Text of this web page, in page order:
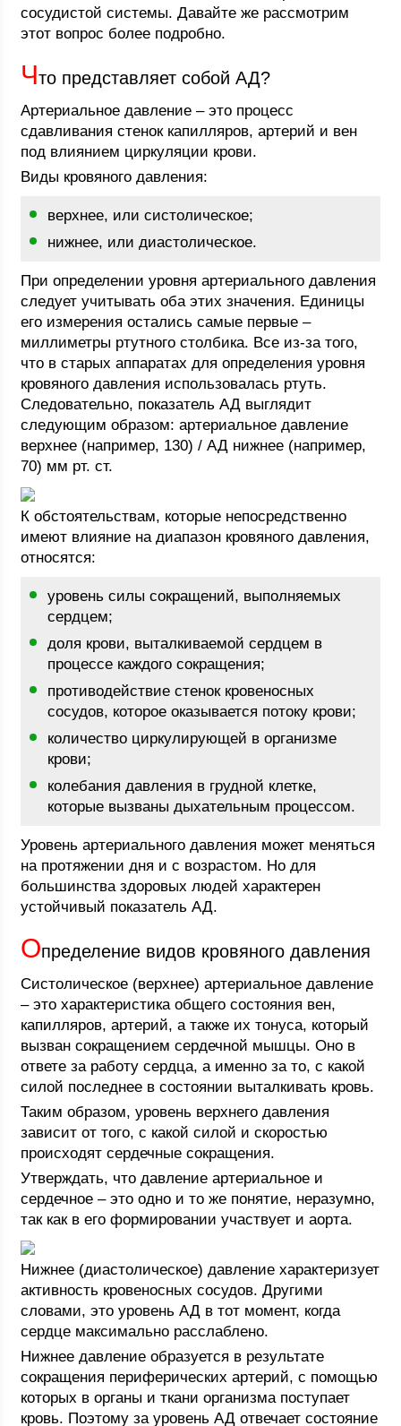
сосудистой системы. Давайте же рассмотрим
этот вопрос более подробно.
Что представляет собой АД?
Артериальное давление – это процесс
сдавливания стенок капилляров, артерий и вен
под влиянием циркуляции крови.
Виды кровяного давления:
верхнее, или систолическое;
нижнее, или диастолическое.
При определении уровня артериального давления
следует учитывать оба этих значения. Единицы
его измерения остались самые первые –
миллиметры ртутного столбика. Все из-за того,
что в старых аппаратах для определения уровня
кровяного давления использовалась ртуть.
Следовательно, показатель АД выглядит
следующим образом: артериальное давление
верхнее (например, 130) / АД нижнее (например,
70) мм рт. ст.
К обстоятельствам, которые непосредственно
имеют влияние на диапазон кровяного давления,
относятся:
уровень силы сокращений, выполняемых
сердцем;
доля крови, выталкиваемой сердцем в
процессе каждого сокращения;
противодействие стенок кровеносных
сосудов, которое оказывается потоку крови;
количество циркулирующей в организме
крови;
колебания давления в грудной клетке,
которые вызваны дыхательным процессом.
Уровень артериального давления может меняться
на протяжении дня и с возрастом. Но для
большинства здоровых людей характерен
устойчивый показатель АД.
Определение видов кровяного давления
Систолическое (верхнее) артериальное давление
– это характеристика общего состояния вен,
капилляров, артерий, а также их тонуса, который
вызван сокращением сердечной мышцы. Оно в
ответе за работу сердца, а именно за то, с какой
силой последнее в состоянии выталкивать кровь.
Таким образом, уровень верхнего давления
зависит от того, с какой силой и скоростью
происходят сердечные сокращения.
Утверждать, что давление артериальное и
сердечное – это одно и то же понятие, неразумно,
так как в его формировании участвует и аорта.
Нижнее (диастолическое) давление характеризует
активность кровеносных сосудов. Другими
словами, это уровень АД в тот момент, когда
сердце максимально расслаблено.
Нижнее давление образуется в результате
сокращения периферических артерий, с помощью
которых в органы и ткани организма поступает
кровь. Поэтому за уровень АД отвечает состояние